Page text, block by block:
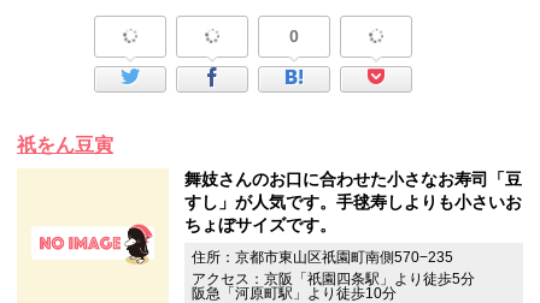
0
祇をん豆寅
舞妓さんのお口に合わせた小さなお寿司「豆
すし」が人気です。手毬寿しよりも小さいお
ちょぼサイズです。
住所：京都市東山区祇園町南側570−235
アクセス：京阪「祇園四条駅」より徒歩5分
阪急「河原町駅」より徒歩10分